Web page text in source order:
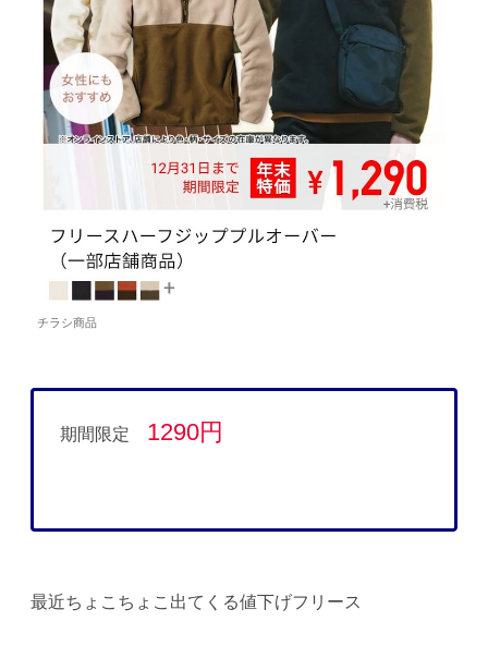
チラシ商品
期間限定 1290円
最近ちょこちょこ出てくる値下げフリース